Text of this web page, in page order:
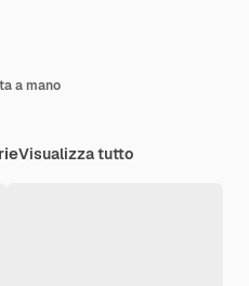
a mano
Visualizza tutto